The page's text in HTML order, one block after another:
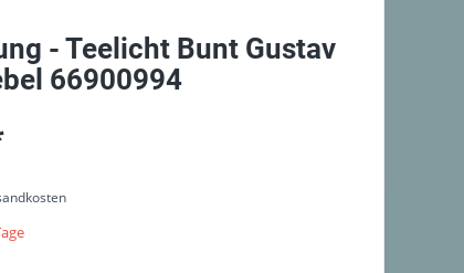
- Teelicht Bunt Gustav
66900994